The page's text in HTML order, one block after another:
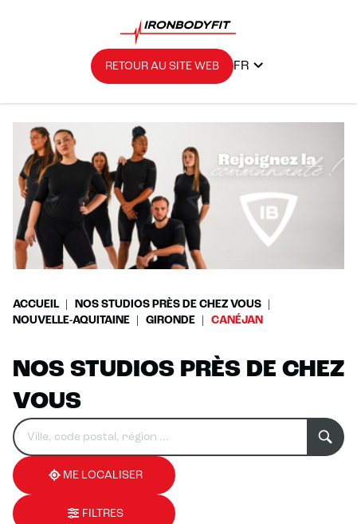
RETOUR AU SITE WEB FR
ACCUEIL
NOS STUDIOS PRÈS DE CHEZ VOUS
NOUVELLE-AQUITAINE
GIRONDE CANÉJAN
NOS STUDIOS PRÈS DE CHEZ
VOUS
Rechercher
un
établissement
Veuillez
renseigner
une
adresse
0
résultat(s)
trouvé(s)
ME LOCALISER
FILTRES